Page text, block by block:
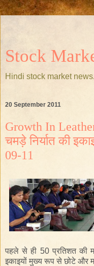
Stock
Hindi stock market news.
20 September 2011
Growth In
चमड़े निर्यात की
09-11
पहले से ही 50 प्रतिशत की
इकाइयों मुख्य रूप से छोटे और